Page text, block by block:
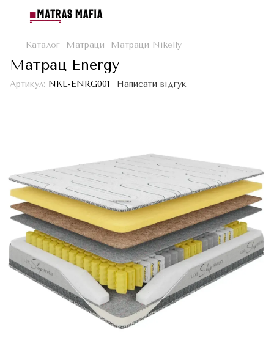
Каталог Матраци Матраци Nikelly
Матрац Energy
Артикул: NKL-ENRG001 Написати відгук